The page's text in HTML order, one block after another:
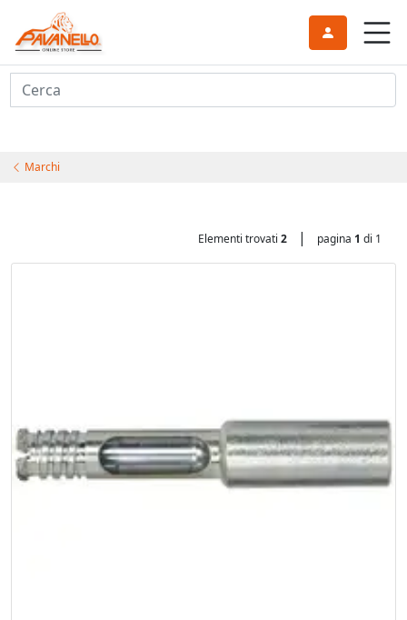
Cerca
Marchi
Elementi trovati 2 | pagina 1 di 1